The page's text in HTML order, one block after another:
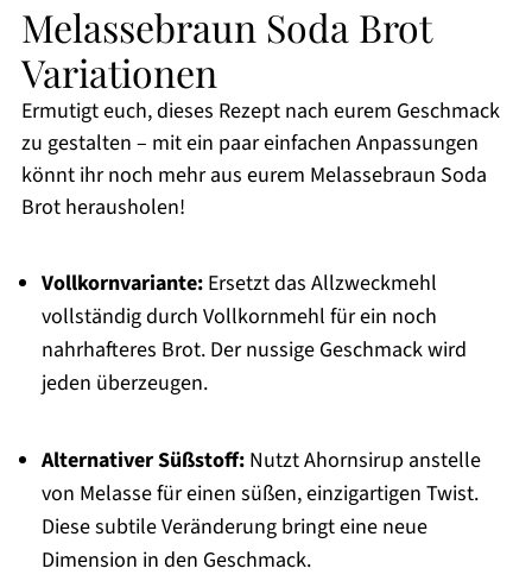
Melassebraun Soda Brot
Variationen
Ermutigt euch, dieses Rezept nach eurem Geschmack
zu gestalten – mit ein paar einfachen Anpassungen
könnt ihr noch mehr aus eurem Melassebraun Soda
Brot herausholen!
Vollkornvariante:Ersetzt das Allzweckmehl
vollständig durch Vollkornmehl für ein noch
nahrhafteres Brot. Der nussige Geschmack wird
jeden überzeugen.
Alternativer Süßstoff:Nutzt Ahornsirup anstelle
von Melasse für einen süßen, einzigartigen Twist.
Diese subtile Veränderung bringt eine neue
Dimension in den Geschmack.